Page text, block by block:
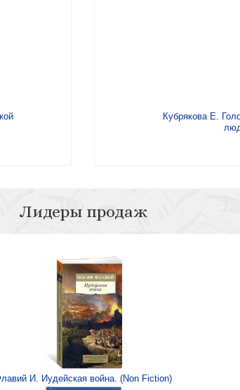
Кубрякова Е.
Лидеры продаж
И. Иудейская война. (Non Fiction)